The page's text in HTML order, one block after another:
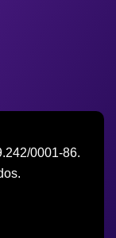
0001-86.